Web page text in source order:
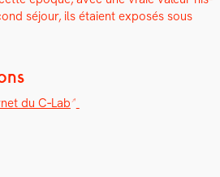
séjour, ils étaient exposés sous
du C‑Lab